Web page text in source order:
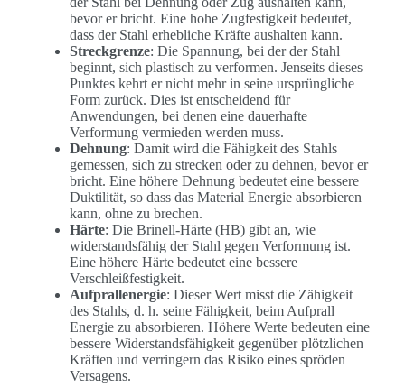
bevor er bricht. Eine hohe Zugfestigkeit bedeutet,
dass der Stahl erhebliche Kräfte aushalten kann.
Streckgrenze: Die Spannung, bei der der Stahl
beginnt, sich plastisch zu verformen. Jenseits dieses
Punktes kehrt er nicht mehr in seine ursprüngliche
Form zurück. Dies ist entscheidend für
Anwendungen, bei denen eine dauerhafte
Verformung vermieden werden muss.
Dehnung: Damit wird die Fähigkeit des Stahls
gemessen, sich zu strecken oder zu dehnen, bevor er
bricht. Eine höhere Dehnung bedeutet eine bessere
Duktilität, so dass das Material Energie absorbieren
kann, ohne zu brechen.
Härte: Die Brinell-Härte (HB) gibt an, wie
widerstandsfähig der Stahl gegen Verformung ist.
Eine höhere Härte bedeutet eine bessere
Verschleißfestigkeit.
Aufprallenergie: Dieser Wert misst die Zähigkeit
des Stahls, d. h. seine Fähigkeit, beim Aufprall
Energie zu absorbieren. Höhere Werte bedeuten eine
bessere Widerstandsfähigkeit gegenüber plötzlichen
Kräften und verringern das Risiko eines spröden
Versagens.